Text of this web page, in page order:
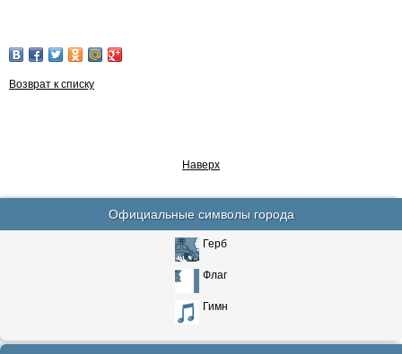
Возврат к списку
Наверх
Официальные символы города
Герб
Флаг
Гимн